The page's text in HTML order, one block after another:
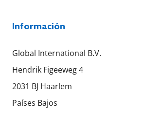
Información
Global International B.V.
Hendrik Figeeweg 4
2031 BJ Haarlem
Países Bajos